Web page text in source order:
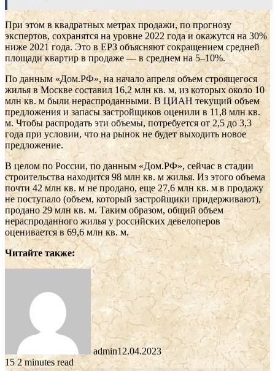
При этом в квадратных метрах продажи, по прогнозу
экспертов, сохранятся на уровне 2022 года и окажутся на 30%
ниже 2021 года. Это в ЕРЗ объясняют сокращением средней
площади квартир в продаже — в среднем на 5–10%.
По данным «Дом.РФ», на начало апреля объем строящегося
жилья в Москве составил 16,2 млн кв. м, из которых около 10
млн кв. м были нераспроданными. В ЦИАН текущий объем
предложения и запасы застройщиков оценили в 11,8 млн кв.
м. Чтобы распродать эти объемы, потребуется от 2,5 до 3,3
года при условии, что на рынок не будет выходить новое
предложение.
В целом по России, по данным «Дом.РФ», сейчас в стадии
строительства находится 98 млн кв. м жилья. Из этого объема
почти 42 млн кв. м не продано, еще 27,6 млн кв. м в продажу
не поступало (объем, который застройщики придерживают),
продано 29 млн кв. м. Таким образом, общий объем
нераспроданного жилья у российских девелоперов
оценивается в 69,6 млн кв. м.
Читайте также:
admin12.04.2023
152 minutes read